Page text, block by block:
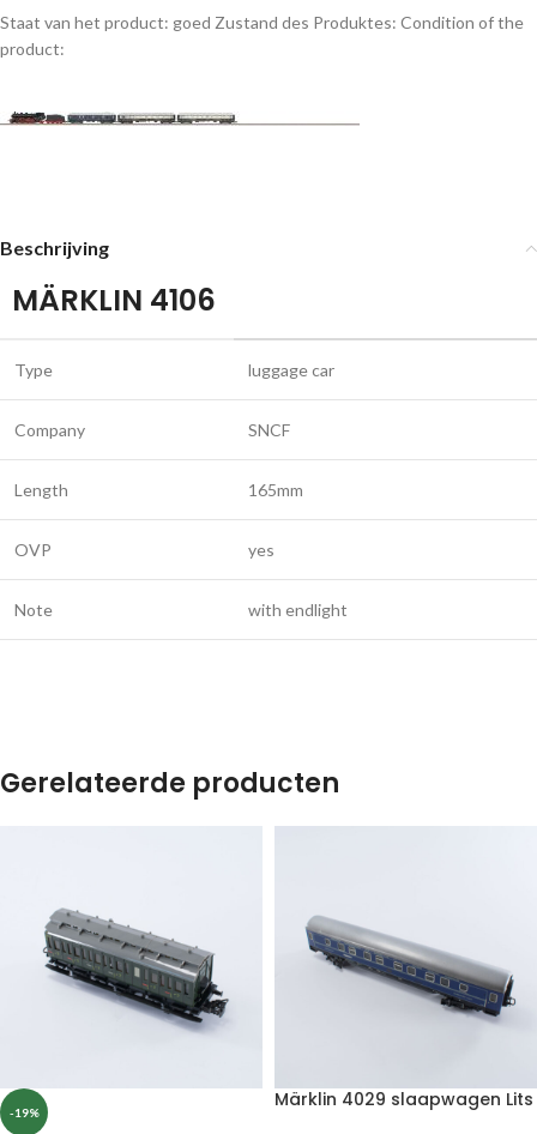
Staat van het product: goed Zustand des Produktes: Condition of the
product:
Beschrijving
MÄRKLIN 4106
Type luggage car
Company SNCF
Length 165mm
OVP yes
Note with endlight
Gerelateerde producten
-19%
Märklin 4029 slaapwagen Lits